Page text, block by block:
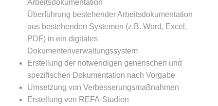
Arbeitsdokumentation
Überführung bestehender Arbeitsdokumentation
aus bestehenden Systemen (z.B. Word, Excel,
PDF) in ein digitales
Dokumentenverwaltungssystem
Erstellung der notwendigen generischen und
spezifischen Dokumentation nach Vorgabe
Umsetzung von Verbesserungsmaßnahmen
Erstellung von REFA-Studien